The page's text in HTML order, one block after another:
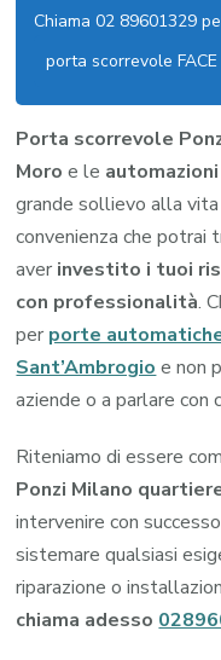
Chiama 02 89601329
porta scorrevole
Porta scorrevole
Moroe le
grande sollievo alla
convenienza che potrai
aver investito i tuoi
con professionalità.
per porte
Sant’Ambrogioe non
aziende o a parlare con
Riteniamo di essere
Ponzi Milano
intervenire con
sistemare qualsiasi
riparazione o
chiama adesso